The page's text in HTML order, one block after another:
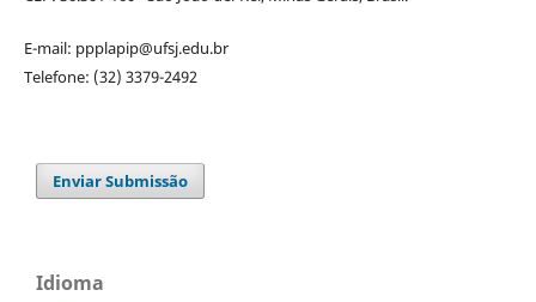
E-mail: ppplapip@ufsj.edu.br
Telefone: (32) 3379-2492
Enviar Submissão
Idioma